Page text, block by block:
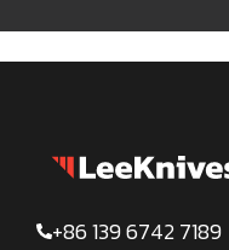
+86 139 6742 7189